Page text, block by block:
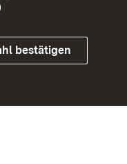
bestätigen